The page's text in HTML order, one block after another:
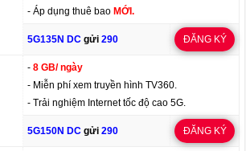
- Áp dụng thuê bao MỚI.
5G135N DCgửi 290 ĐĂNG KÝ
-8 GB/ ngày
- Miễn phí xem truyền hình TV360.
- Trải nghiệm Internet tốc độ cao 5G.
5G150N DCgửi 290 ĐĂNG KÝ